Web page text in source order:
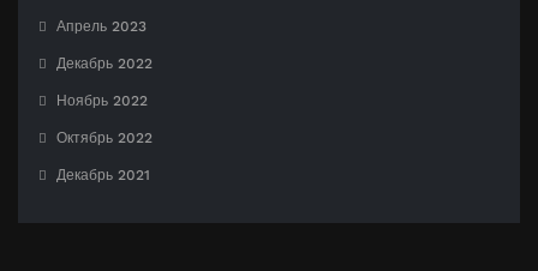
Апрель 2023
Декабрь 2022
Ноябрь 2022
Октябрь 2022
Декабрь 2021